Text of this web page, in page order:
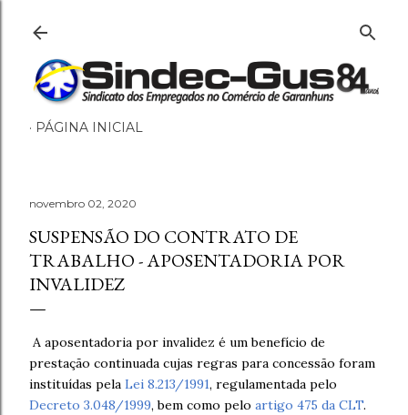
PÁGINA INICIAL
novembro 02, 2020
SUSPENSÃO DO CONTRATO DE
TRABALHO - APOSENTADORIA POR
INVALIDEZ
A aposentadoria por invalidez é um benefício de
prestação continuada cujas regras para concessão foram
instituídas pela Lei 8.213/1991, regulamentada pelo
Decreto 3.048/1999, bem como pelo artigo 475 da CLT.